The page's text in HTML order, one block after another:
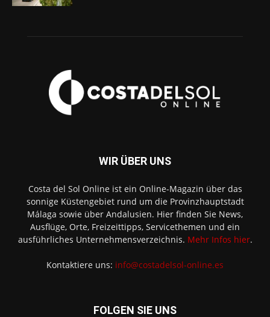
WIR ÜBER UNS
Costa del Sol Online ist ein Online-Magazin über das
sonnige Küstengebiet rund um die Provinzhauptstadt
Málaga sowie über Andalusien. Hier finden Sie News,
Ausflüge, Orte, Freizeittipps, Servicethemen und ein
ausführliches Unternehmensverzeichnis. Mehr Infos hier.
Kontaktiere uns: info@costadelsol-online.es
FOLGEN SIE UNS